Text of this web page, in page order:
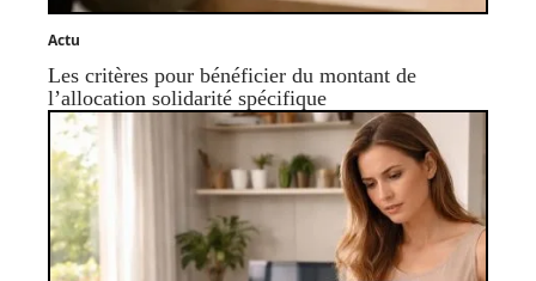
Actu
Les critères pour bénéficier du montant de
l’allocation solidarité spécifique